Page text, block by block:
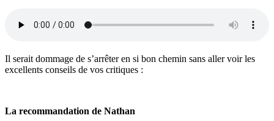
Il serait dommage de s’arrêter en si bon chemin sans aller voir les
excellents conseils de vos critiques :
La recommandation de Nathan